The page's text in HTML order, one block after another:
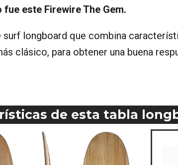
fue este Firewire The Gem.
surf longboard que combina
clásico, para obtener una buena
de esta tabla